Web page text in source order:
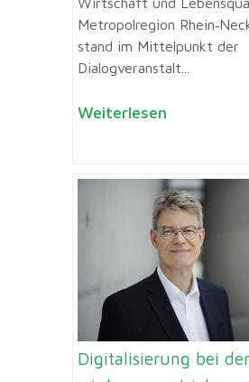
Metropolregion
stand im Mittelpunkt der
Dialogveranstalt...
Weiterlesen
Digitalisierung bei